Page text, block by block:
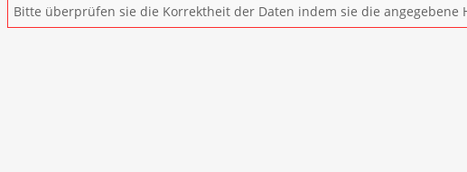
Bitte überprüfen sie die Korrektheit der Daten indem sie die angegebene